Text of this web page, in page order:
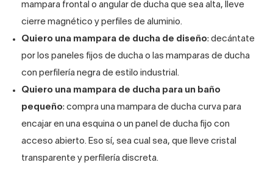
mampara frontal o angular de ducha que sea alta, lleve
cierre magnético y perfiles de aluminio.
Quiero una mampara de ducha de diseño: decántate
por los paneles fijos de ducha o las mamparas de ducha
con perfilería negra de estilo industrial.
Quiero una mampara de ducha para un baño
pequeño: compra una mampara de ducha curva para
encajar en una esquina o un panel de ducha fijo con
acceso abierto. Eso sí, sea cual sea, que lleve cristal
transparente y perfilería discreta.